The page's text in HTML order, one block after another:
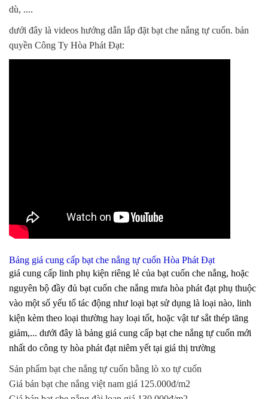
dù, ....
dưới đây là videos hướng dẫn lắp đặt bạt che nắng tự cuốn. bản
quyền Công Ty Hòa Phát Đạt:
Bảng giá cung cấp bạt che nắng tự cuốn Hòa Phát Đạt
giá cung cấp linh phụ kiện riêng lẻ của bạt cuốn che nắng, hoặc
nguyên bộ đầy đủ bạt cuốn che nắng mưa hòa phát đạt phụ thuộc
vào một số yếu tố tác động như loại bạt sử dụng là loại nào, linh
kiện kèm theo loại thường hay loại tốt, hoặc vật tư sắt thép tăng
giảm,... dưới đây là bảng giá cung cấp bạt che nắng tự cuốn mới
nhất do công ty hòa phát đạt niêm yết tại giá thị trường
Sản phẩm bạt che nắng tự cuốn bằng lò xo tự cuốn
Giá bán bạt che nắng việt nam giá 125.000đ/m2